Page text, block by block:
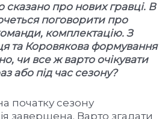
сказано про нових гравці. В
поговорити про
комплектацію. З
та Коровякова формування
чи все ж варто очікувати
або під час сезону?
початку сезону
завершена. Варто згадати